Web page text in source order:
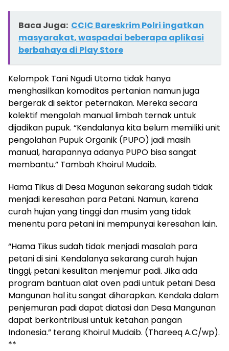
Baca Juga: CCIC Bareskrim Polri ingatkan
masyarakat, waspadai beberapa aplikasi
berbahaya di Play Store
Kelompok Tani Ngudi Utomo tidak hanya
menghasilkan komoditas pertanian namun juga
bergerak di sektor peternakan. Mereka secara
kolektif mengolah manual limbah ternak untuk
dijadikan pupuk. “Kendalanya kita belum memiliki unit
pengolahan Pupuk Organik (PUPO) jadi masih
manual, harapannya adanya PUPO bisa sangat
membantu.” Tambah Khoirul Mudaib.
Hama Tikus di Desa Magunan sekarang sudah tidak
menjadi keresahan para Petani. Namun, karena
curah hujan yang tinggi dan musim yang tidak
menentu para petani ini mempunyai keresahan lain.
“Hama Tikus sudah tidak menjadi masalah para
petani di sini. Kendalanya sekarang curah hujan
tinggi, petani kesulitan menjemur padi. Jika ada
program bantuan alat oven padi untuk petani Desa
Mangunan hal itu sangat diharapkan. Kendala dalam
penjemuran padi dapat diatasi dan Desa Mangunan
dapat berkontribusi untuk ketahan pangan
Indonesia.” terang Khoirul Mudaib. (Thareeq A.C/wp).
**